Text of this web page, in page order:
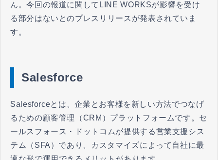
ん。今回の報道に関してLINE WORKSが影響を受け
る部分はないとのプレスリリースが発表されていま
す。
Salesforce
Salesforceとは、企業とお客様を新しい方法でつなげ
るための顧客管理（CRM）プラットフォームです。セ
ールスフォース・ドットコムが提供する営業支援シス
テム（SFA）であり、カスタマイズによって自社に最